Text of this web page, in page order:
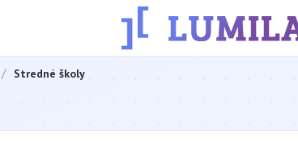
Stredné školy